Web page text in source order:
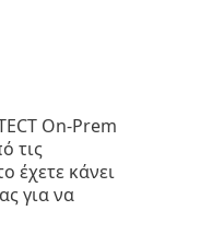
On-Prem
τις
έχετε κάνει
για να